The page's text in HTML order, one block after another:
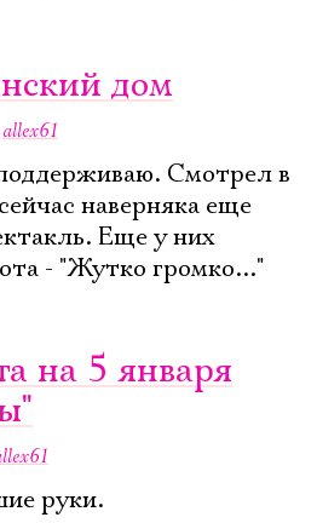
дом
allex61
Смотрел в
наверняка еще
Еще у них
- "Жутко громко..."
на 5 января
руки.